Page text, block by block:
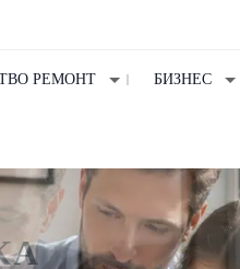
РЕМОНТ БИЗНЕС